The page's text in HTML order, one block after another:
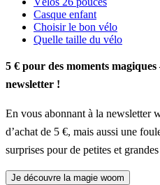
Casque enfant
Choisir le bon vélo
Quelle taille du vélo
5 € pour des moments magiques
newsletter !
En vous abonnant à la newsletter
d’achat de 5 €, mais aussi une
surprises pour de petites et
Je découvre la magie woom